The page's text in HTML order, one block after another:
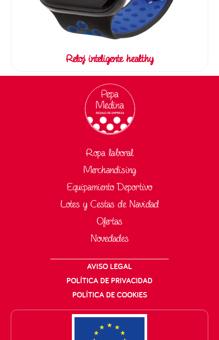
Reloj inteligente healthy
Ropa laboral
Merchandising
Equipamiento Deportivo
Lotes y Cestas de Navidad
Ofertas
Novedades
AVISO LEGAL
POLÍTICA DE PRIVACIDAD
POLÍTICA DE COOKIES